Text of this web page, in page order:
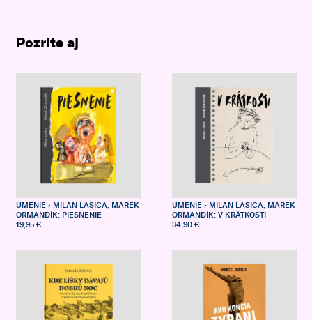
Pozrite aj
UMENIE › MILAN LASICA, MAREK
ORMANDÍK: PIESNENIE
19,95 €
UMENIE › MILAN LASICA, MAREK
ORMANDÍK: V KRÁTKOSTI
34,90 €